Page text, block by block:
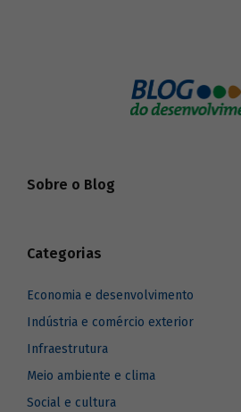
Sobre o Blog
Categorias
Economia e desenvolvimento
Indústria e comércio exterior
Infraestrutura
Meio ambiente e clima
Social e cultura